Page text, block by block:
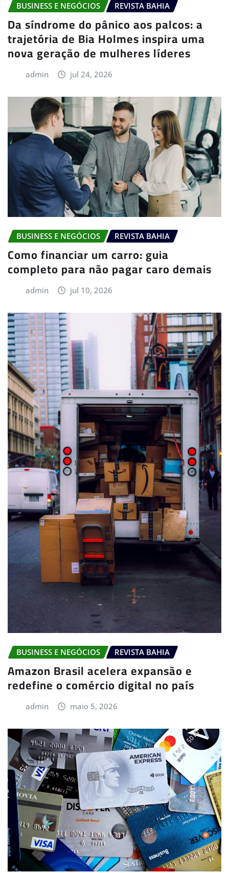
BUSINESS E NEGÓCIOS REVISTA BAHIA
Da síndrome do pânico aos palcos: a
trajetória de Bia Holmes inspira uma
nova geração de mulheres líderes
admin jul 24, 2026
BUSINESS E NEGÓCIOS REVISTA BAHIA
Como financiar um carro: guia
completo para não pagar caro demais
admin jul 10, 2026
BUSINESS E NEGÓCIOS REVISTA BAHIA
Amazon Brasil acelera expansão e
redefine o comércio digital no país
admin maio 5, 2026